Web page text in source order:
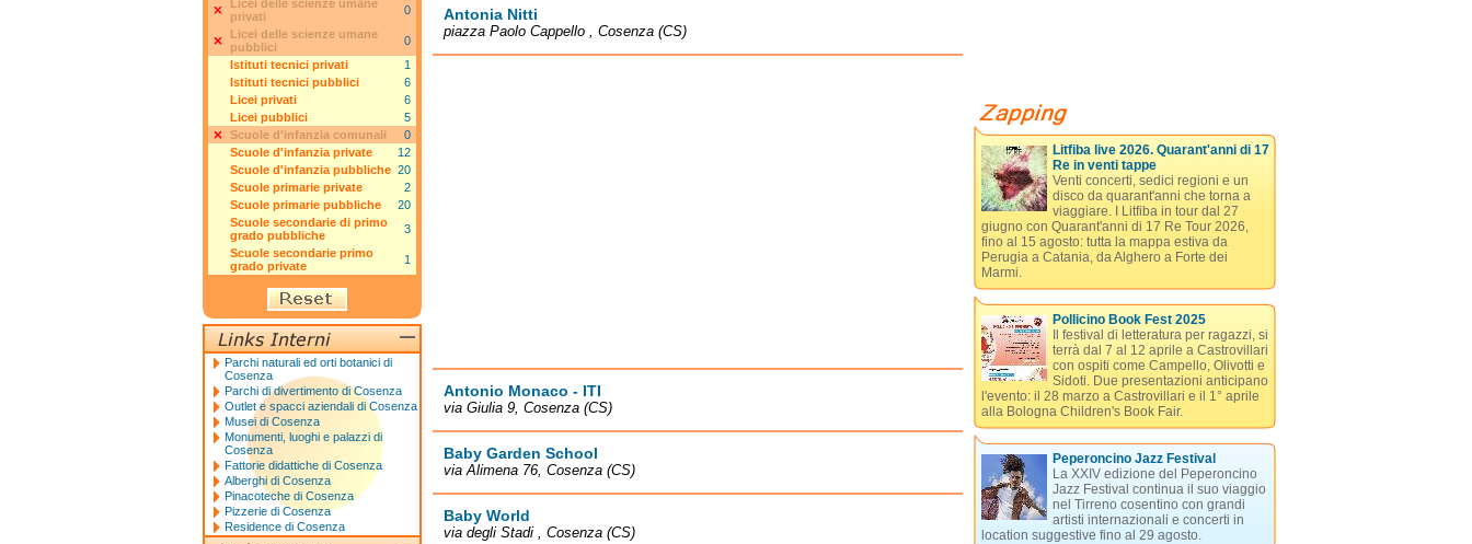
Antonia Nitti
piazza Paolo Cappello , Cosenza (CS)
Antonio Monaco - ITI
via Giulia 9, Cosenza (CS)
Baby Garden School
via Alimena 76, Cosenza (CS)
Baby World
via degli Stadi , Cosenza (CS)
Litfiba live 2026. Quarant'anni di 17
Re in venti tappe
Venti concerti, sedici regioni e un
disco da quarant'anni che torna a
viaggiare. I Litfiba in tour dal 27
giugno con Quarant'anni di 17 Re Tour 2026,
fino al 15 agosto: tutta la mappa estiva da
Perugia a Catania, da Alghero a Forte dei
Marmi.
Pollicino Book Fest 2025
Il festival di letteratura per ragazzi, si
terrà dal 7 al 12 aprile a Castrovillari
con ospiti come Campello, Olivotti e
Sidoti. Due presentazioni anticipano
l'evento: il 28 marzo a Castrovillari e il 1° aprile
alla Bologna Children's Book Fair.
Peperoncino Jazz Festival
La XXIV edizione del Peperoncino
Jazz Festival continua il suo viaggio
nel Tirreno cosentino con grandi
artisti internazionali e concerti in
location suggestive fino al 29 agosto.
Licei delle scienze umane
privati
0
Licei delle scienze umane
pubblici
0
Istituti tecnici privati
1
Istituti tecnici pubblici
6
Licei privati
6
Licei pubblici
5
Scuole d'infanzia comunali
0
Scuole d'infanzia private
12
Scuole d'infanzia pubbliche 20
Scuole primarie private
2
Scuole primarie pubbliche
20
Scuole secondarie di primo
grado pubbliche
3
Scuole secondarie primo
grado private
1
Parchi naturali ed orti botanici di
Cosenza
Parchi di divertimento di Cosenza
Outlet e spacci aziendali di Cosenza
Musei di Cosenza
Monumenti, luoghi e palazzi di
Cosenza
Fattorie didattiche di Cosenza
Alberghi di Cosenza
Pinacoteche di Cosenza
Pizzerie di Cosenza
Residence di Cosenza